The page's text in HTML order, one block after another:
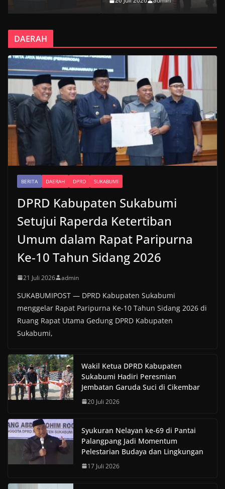
DAERAH
BERITA DAERAH DPRD SUKABUMI
DPRD Kabupaten Sukabumi
Setujui Raperda Ketertiban
Umum dalam Rapat Paripurna
Ke-10 Tahun Sidang 2026
21 Juli 2026 admin
SUKABUMIPOST — DPRD Kabupaten Sukabumi
menggelar Rapat Paripurna Ke-10 Tahun Sidang 2026 di
Ruang Rapat Utama Gedung DPRD Kabupaten
Sukabumi,
Wakil Ketua DPRD Kabupaten
Sukabumi Hadiri Peresmian
Jembatan Garuda Suci di Cikembar
20 Juli 2026
Syukuran Nelayan ke-69 di Pantai
Palangpang Jadi Momentum
Pelestarian Budaya dan Lingkungan
17 Juli 2026